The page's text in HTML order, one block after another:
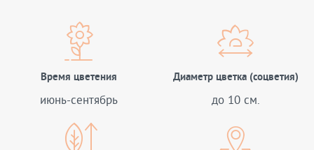
Время цветения
июнь-сентябрь
Диаметр цветка (соцветия)
до 10 см.